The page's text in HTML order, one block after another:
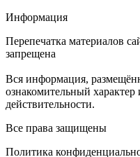
Информация
Перепечатка материалов
запрещена
Вся информация,
ознакомительный характер
действительности.
Все права защищены
Политика